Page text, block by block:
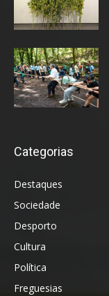
Categorias
Destaques
Sociedade
Desporto
Cultura
Política
Freguesias